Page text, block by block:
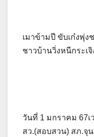
เมาข้ามปี ขับเก๋งพุ่
ชาวบ้านวิ่งหนีกระเจิ
วันที่ 1 มกราคม 67
สว.(สอบสวน) สภ.จุน